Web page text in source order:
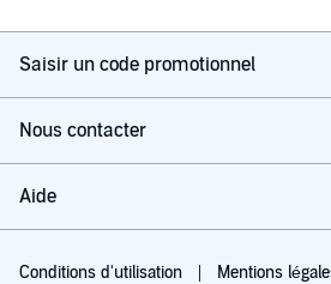
Saisir un code promotionnel
Nous contacter
Aide
Conditions d'utilisation Mentions